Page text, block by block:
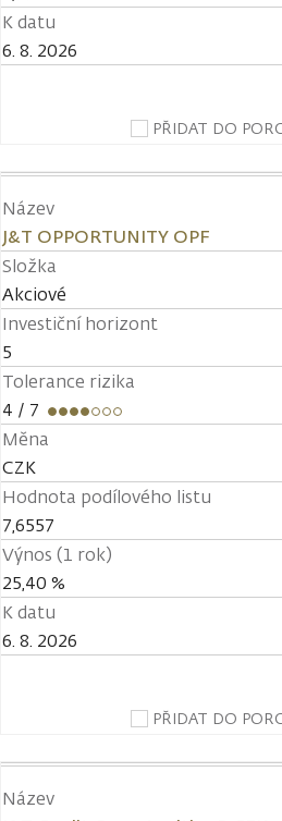
K datu
6. 8. 2026
PŘIDAT DO
Název
J&T OPPORTUNITY OPF
Složka
Akciové
Investiční horizont
5
Tolerance rizika
4 / 7
Měna
CZK
Hodnota podílového listu
7,6557
Výnos (1 rok)
25,40 %
K datu
6. 8. 2026
PŘIDAT DO
Název